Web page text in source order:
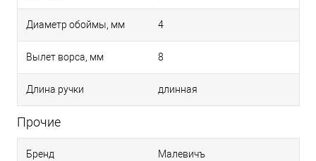
Диаметр обоймы, мм 4
Вылет ворса, мм 8
Длина ручки длинная
Прочие
Бренд Малевичъ